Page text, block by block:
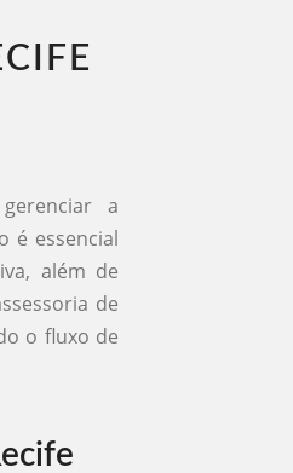
a
é essencial
além de
de
o fluxo de